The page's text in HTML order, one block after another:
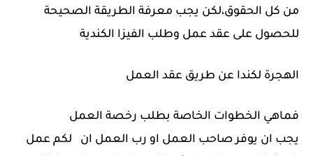
من كل الحقوق،لكن يجب معرفة الطريقة الصحيحة
للحصول على عقد عمل وطلب الفيزا الكندية
الهجرة لكندا عن طريق عقد العمل
فماهي الخطوات الخاصة بطلب رخصة العمل
يجب ان يوفر صاحب العمل او رب العمل ان لكم عمل